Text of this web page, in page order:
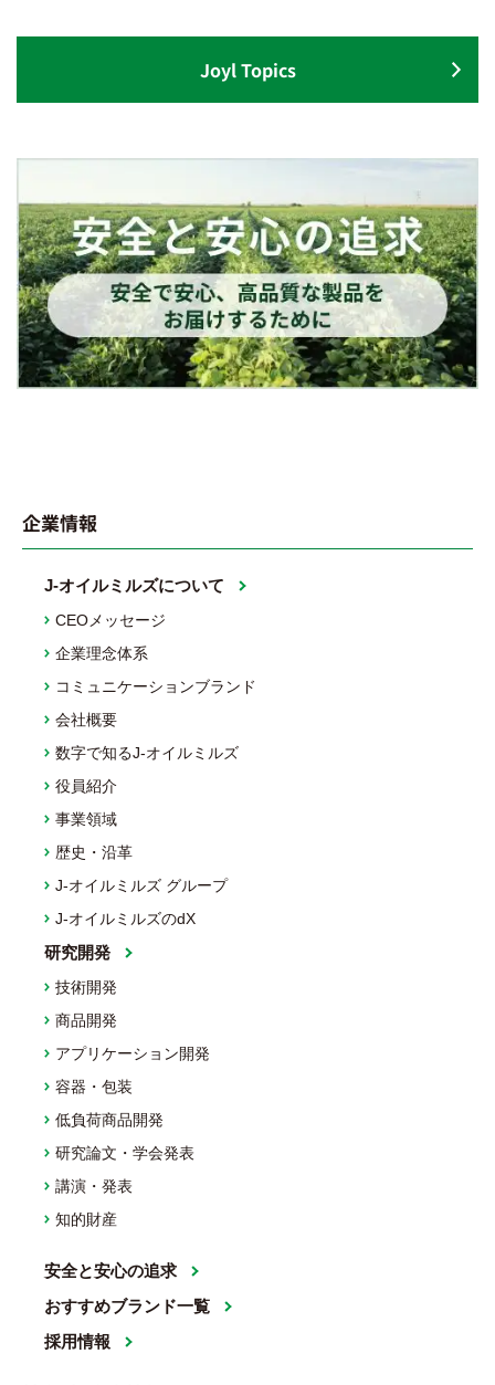
Joyl Topics
企業情報
J-オイルミルズについて
CEOメッセージ
企業理念体系
コミュニケーションブランド
会社概要
数字で知るJ-オイルミルズ
役員紹介
事業領域
歴史・沿革
J-オイルミルズ グループ
J-オイルミルズのdX
研究開発
技術開発
商品開発
アプリケーション開発
容器・包装
低負荷商品開発
研究論文・学会発表
講演・発表
知的財産
安全と安心の追求
おすすめブランド一覧
採用情報